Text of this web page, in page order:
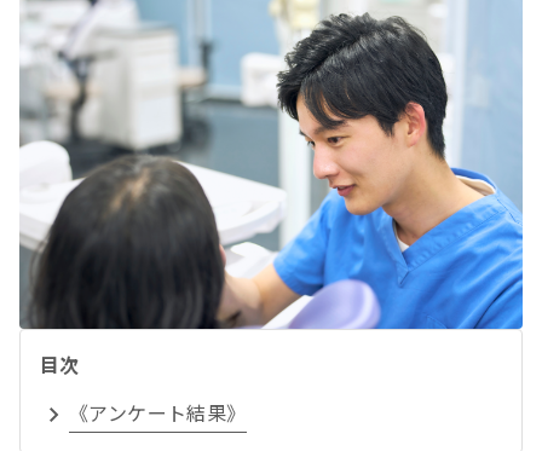
目次
《アンケート結果》